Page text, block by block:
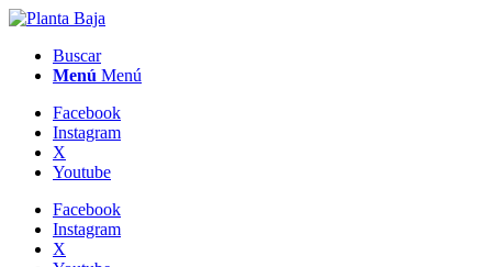
Buscar
Menú Menú
Facebook
Instagram
X
Youtube
Facebook
Instagram
X